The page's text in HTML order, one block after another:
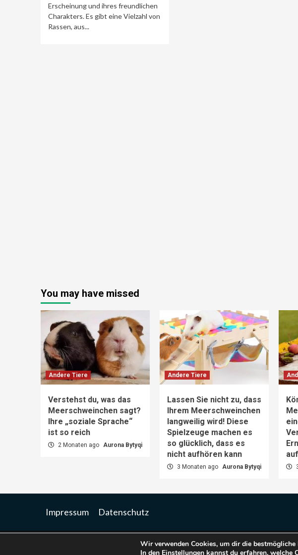
Erscheinung und ihres freundlichen
Charakters. Es gibt eine Vielzahl von
Rassen, aus...
You may have missed
Andere Tiere
Verstehst du, was das
Meerschweinchen sagt?
Ihre „soziale Sprache“
ist so reich
2 Monaten ago Aurona Bytyqi
Andere Tiere
Lassen Sie nicht zu, dass
Ihrem Meerschweinchen
langweilig wird! Diese
Spielzeuge machen es
so glücklich, dass es
nicht aufhören kann
3 Monaten ago Aurona Bytyqi
Impressum Datenschutz
Copyright © 2025
Wir verwenden Cookies, um dir die
In den Einstellungen kannst du erfahren, welche